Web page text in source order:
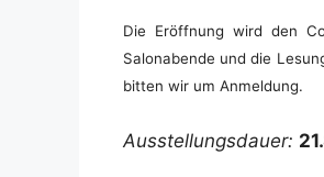
Die Eröffnung wird den
Salonabende und die
bitten wir um Anmeldung.
Ausstellungsdauer: